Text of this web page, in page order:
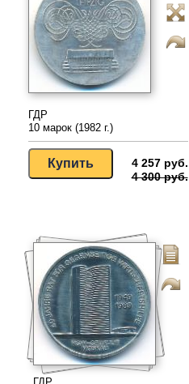
ГДР
10 марок (1982 г.)
4 257 руб.
4 300 руб.